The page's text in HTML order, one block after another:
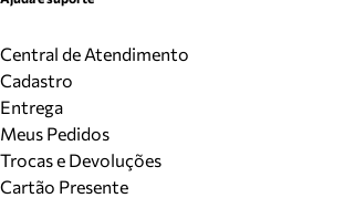
Central de Atendimento
Cadastro
Entrega
Meus Pedidos
Trocas e Devoluções
Cartão Presente